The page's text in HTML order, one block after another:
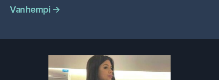
Vanhempi →